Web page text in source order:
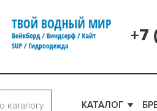
+7
КАТАЛОГ